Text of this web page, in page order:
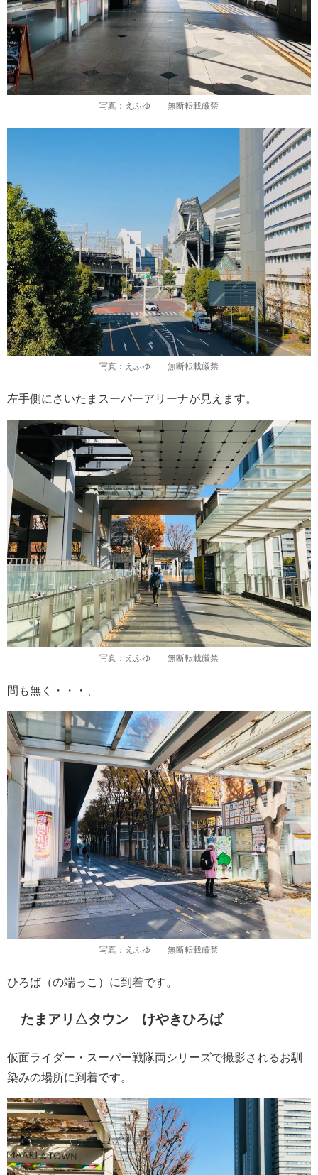
写真：えふゆ 無断転載厳禁
写真：えふゆ 無断転載厳禁
左手側にさいたまスーパーアリーナが見えます。
写真：えふゆ 無断転載厳禁
間も無く・・・、
写真：えふゆ 無断転載厳禁
ひろば（の端っこ）に到着です。
たまアリ△タウン けやきひろば
仮面ライダー・スーパー戦隊両シリーズで撮影されるお馴
染みの場所に到着です。